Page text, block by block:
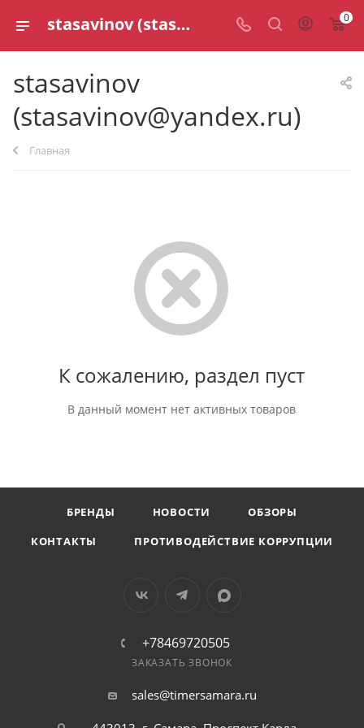
stasavinov (stasavinov@yandex.ru) 0
stasavinov
(stasavinov@yandex.ru)
Главная
К сожалению, раздел пуст
В данный момент нет активных товаров
БРЕНДЫ НОВОСТИ
ОБЗОРЫ
КОНТАКТЫ
ПРОТИВОДЕЙСТВИЕ КОРРУПЦИИ
+78469720505
ЗАКАЗАТЬ ЗВОНОК
sales@timersamara.ru